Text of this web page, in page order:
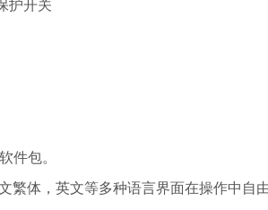
护开关
件包。
繁体，英文等多种语言界面在操作中自